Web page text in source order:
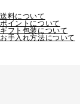
送料について
ポイントについて
ギフト包装について
お手入れ方法について